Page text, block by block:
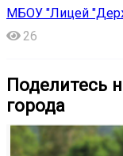
МБОУ "Лицей
26
Поделитесь
города